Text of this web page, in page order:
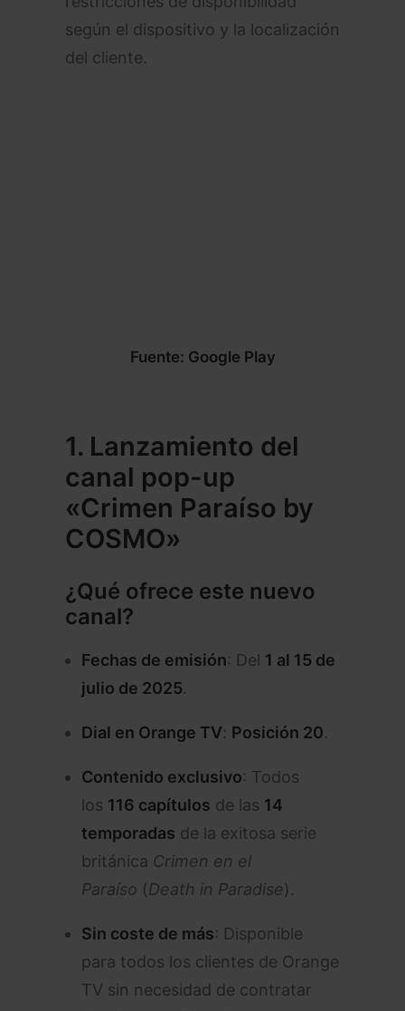
según el dispositivo y la localización
del cliente.
Fuente: Google Play
1. Lanzamiento del
canal pop-up
«Crimen Paraíso by
COSMO»
¿Qué ofrece este nuevo
canal?
Fechas de emisión: Del 1 al 15 de
julio de 2025.
Dial en Orange TV: Posición 20.
Contenido exclusivo: Todos
los 116 capítulos de las 14
temporadas de la exitosa serie
británica Crimen en el
Paraíso (Death in Paradise).
Sin coste de más: Disponible
para todos los clientes de Orange
TV sin necesidad de contratar